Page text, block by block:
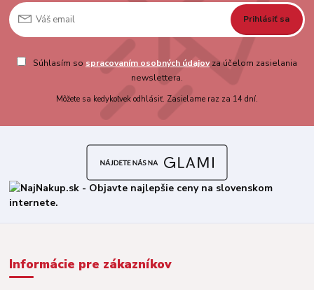
Prihlásiť sa
Súhlasím so spracovaním osobných údajovza účelom zasielania
newslettera.
Môžete sa kedykoľvek odhlásiť. Zasielame raz za 14 dní.
Informácie pre zákazníkov